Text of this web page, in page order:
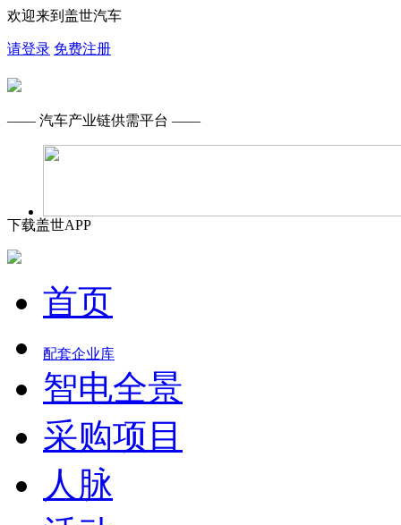
欢迎来到盖世汽车
请登录 免费注册
—— 汽车产业链供需平台 ——
下载盖世APP
首页
配套企业库
智电全景
采购项目
人脉